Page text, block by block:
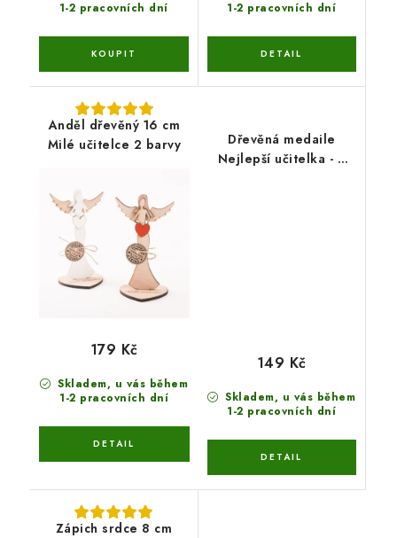
1-2 pracovních dní
1-2 pracovních dní
Anděl dřevěný 16 cm
Milé učitelce 2 barvy
Skladem, u vás během
1-2 pracovních dní
179 Kč
Dřevěná medaile
Nejlepší učitelka - 2
Skladem, u vás během
1-2 pracovních dní
149 Kč
Zápich srdce 8 cm